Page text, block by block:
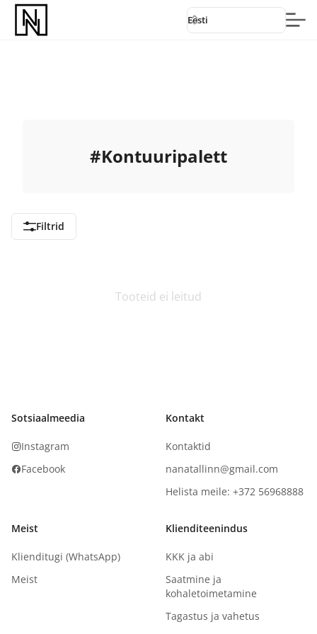
Eesti
#Kontuuripalett
Filtrid
Tooteid ei leitud
Sotsiaalmeedia
Instagram
Facebook
Kontakt
Kontaktid
nanatallinn@gmail.com
Helista meile: +372 56968888
Meist
Klienditugi (WhatsApp)
Meist
Klienditeenindus
KKK ja abi
Saatmine ja
kohaletoimetamine
Tagastus ja vahetus